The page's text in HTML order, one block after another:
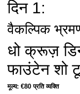
दिन 1:
वैकल्पिक
धो क्रूज़
फाउंटेन शो
मूल्य: €80 प्रति व्यक्ति